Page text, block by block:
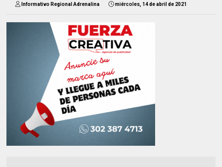
Informativo Regional Adrenalina miércoles, 14 de abril de 2021